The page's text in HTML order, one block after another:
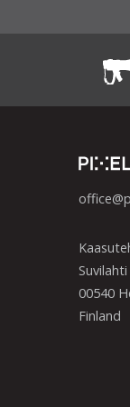
00540
Finland